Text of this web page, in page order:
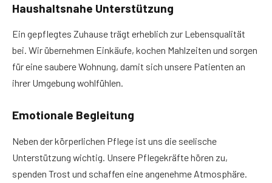
Haushaltsnahe Unterstützung
Ein gepflegtes Zuhause trägt erheblich zur Lebensqualität
bei. Wir übernehmen Einkäufe, kochen Mahlzeiten und sorgen
für eine saubere Wohnung, damit sich unsere Patienten an
ihrer Umgebung wohlfühlen.
Emotionale Begleitung
Neben der körperlichen Pflege ist uns die seelische
Unterstützung wichtig. Unsere Pflegekräfte hören zu,
spenden Trost und schaffen eine angenehme Atmosphäre.